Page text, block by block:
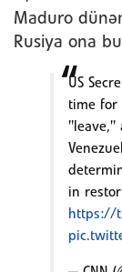
Maduro
Rusiya ona
US
time for
"leave,"
in
https://